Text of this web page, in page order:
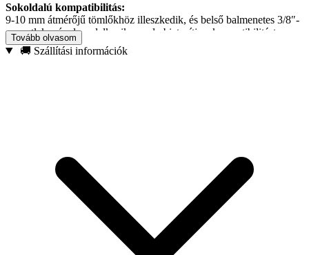
Sokoldalú kompatibilitás:
9-10 mm átmérőjű tömlőkhöz illeszkedik, és belső balmenetes 3/8″-
es csatlakozóval rendelkezik, amely biztosítja a kompatibilitást a
gázrendszerek széles skálájával.
Műszaki adatok:
Gyártó: Geko
Típus: szögletes gázszabályozó
Kimeneti nyomás: 37 mbar
Gázáramlás: 1,5 kg/h
Tovább olvasom
🚚 Szállítási információk